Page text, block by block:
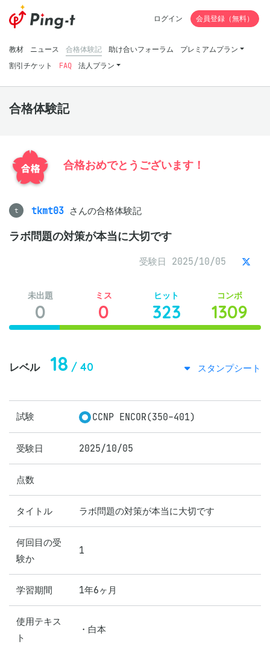
教材 ニュース 合格体験記 助け合いフォーラム
プレミアムプラン
割引チケット
FAQ 法人プラン
ログイン 会員登録（無料）
合格体験記
合格おめでとうございます！
t tkmt03 さんの合格体験記
ラボ問題の対策が本当に大切です
受験日 2025/10/05
未出題
0
ミス
0
ヒット
323
コンボ
1309
レベル 18 / 40 スタンプシート
試験 CCNP ENCOR(350-401)
受験日 2025/10/05
点数
タイトル ラボ問題の対策が本当に大切です
何回目の受
験か
1
学習期間 1年6ヶ月
使用テキス
ト
・白本